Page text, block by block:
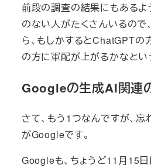
前段の調査の結果にもあるよ
のない人がたくさんいるので
ら、もしかするとChatGPT
の方に軍配が上がるかなとい
Googleの生成AI関連
さて、もう1つなんですが、
がGoogleです。
Googleも、ちょうど11月15